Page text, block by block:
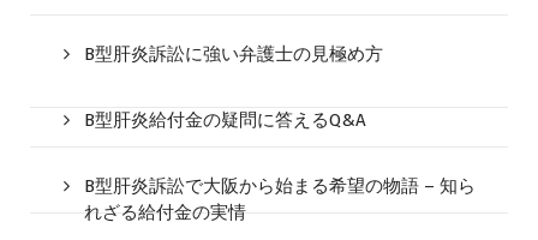
B型肝炎訴訟に強い弁護士の見極め方
B型肝炎給付金の疑問に答えるQ&A
B型肝炎訴訟で大阪から始まる希望の物語 – 知ら
れざる給付金の実情